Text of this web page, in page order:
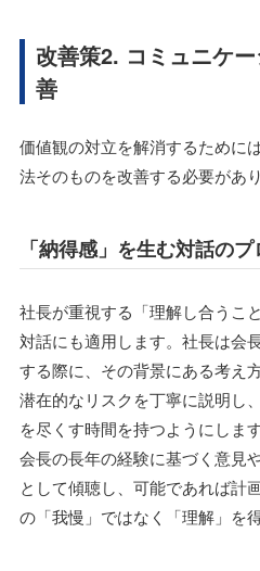
改善策2. コミュニケ
善
価値観の対立を解消するために
法そのものを改善する必要があり
「納得感」を生む対話の
社長が重視する「理解し合うこ
対話にも適用します。社長は会
する際に、その背景にある考え
潜在的なリスクを丁寧に説明し
を尽くす時間を持つようにします
会長の長年の経験に基づく意見
として傾聴し、可能であれば計
の「我慢」ではなく「理解」を